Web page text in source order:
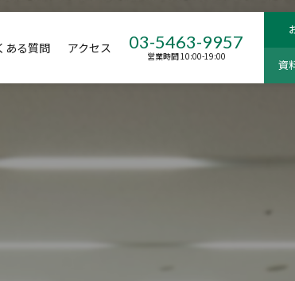
ある質問 アクセス 03-5463-9957
営業時間 10:00-19:00